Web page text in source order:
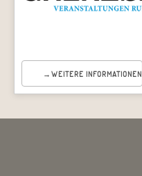
WEITERE INFORMATIONEN